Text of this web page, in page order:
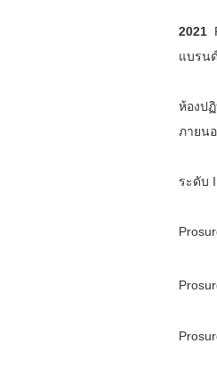
2021
แบรน
ห้องป
ภายน
ระดับ